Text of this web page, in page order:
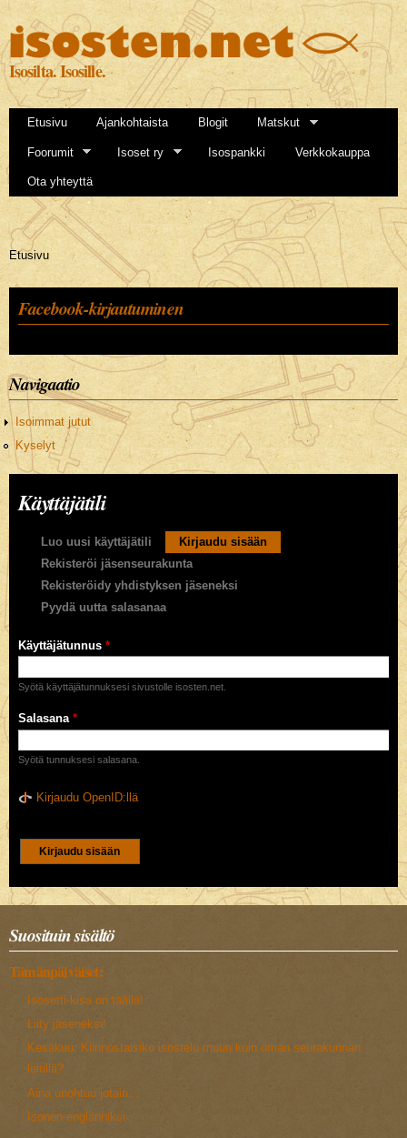
Hyppää
pääsisältöön
Isosilta. Isosille.
Etusivu Ajankohtaista Blogit Matskut
Foorumit Isoset ry Isospankki Verkkokauppa
Ota yhteyttä
Olet täällä
Etusivu
Facebook-kirjautuminen
Navigaatio
Isoimmat jutut
Kyselyt
Käyttäjätili
Ensisijaiset välilehdet
Luo uusi käyttäjätili Kirjaudu sisään
Rekisteröi jäsenseurakunta
Rekisteröidy yhdistyksen jäseneksi
Pyydä uutta salasanaa
Käyttäjätunnus *
Syötä käyttäjätunnuksesi sivustolle isosten.net.
Salasana *
Syötä tunnuksesi salasana.
Kirjaudu OpenID:llä
CAPTCHA
Tällä kysymyksellä varmistetaan ettet ole robotti.
5+3
Suosituin sisältö
Tämänpäiväiset:
Isosetti-kisa on täällä!
Liity jäseneksi!
Kesäkuu: Kiinnostaisiko isostelu muun kuin oman seurakunnan
leirillä?
Aina unohtuu jotain...
Isonen englanniksi